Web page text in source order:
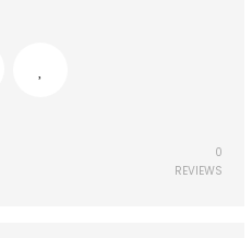
0
REVIEWS